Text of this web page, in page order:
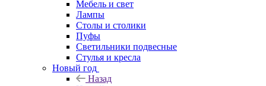
Мебель и свет
Лампы
Столы и столики
Пуфы
Светильники подвесные
Стулья и кресла
Новый год
Назад